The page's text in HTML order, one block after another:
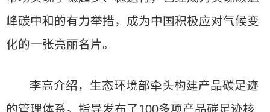
峰碳中和的有力举措，成为中国积极应对气候变
化的一张亮丽名片。
李高介绍，生态环境部牵头构建产品碳足迹
的管理体系。指导发布了100多项产品碳足迹核